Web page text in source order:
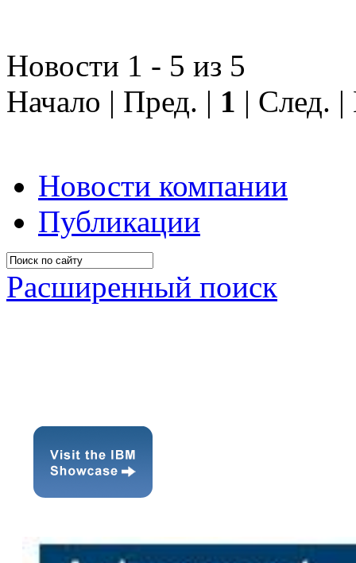
Новости 1 - 5 из 5
Начало | Пред. | 1 | След.
Новости компании
Публикации
Расширенный поиск